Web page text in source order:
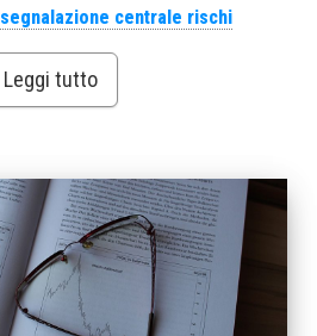
segnalazione centrale rischi
Leggi tutto